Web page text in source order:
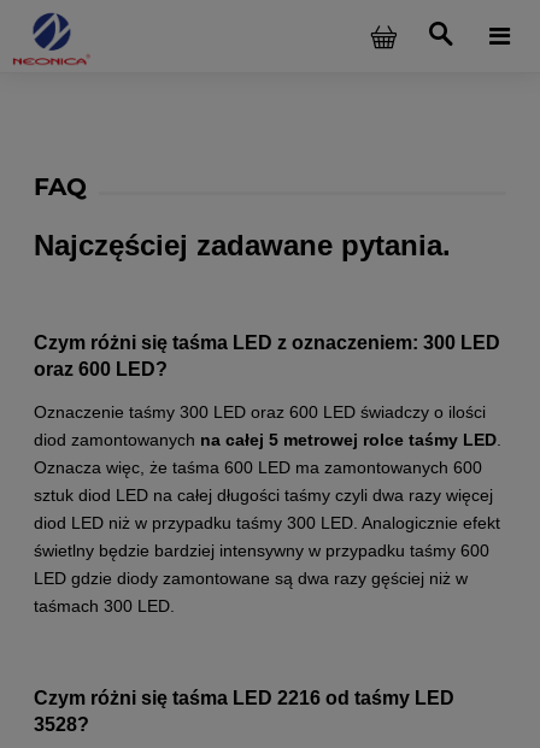
FAQ
Najczęściej zadawane pytania.
Czym różni się taśma LED z oznaczeniem: 300 LED
oraz 600 LED?
Oznaczenie taśmy 300 LED oraz 600 LED świadczy o ilości
diod zamontowanych na całej 5 metrowej rolce taśmy LED
Oznacza więc, że taśma 600 LED ma zamontowanych 600
sztuk diod LED na całej długości taśmy czyli dwa razy więcej
diod LED niż w przypadku taśmy 300 LED. Analogicznie efekt
świetlny będzie bardziej intensywny w przypadku taśmy 600
LED gdzie diody zamontowane są dwa razy gęściej niż w
taśmach 300 LED.
Czym różni się taśma LED 2216 od taśmy LED
3528?